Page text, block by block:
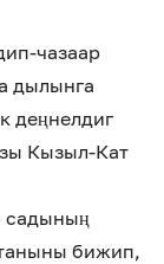
чазаар
дылынга
деңнелдиг
Кызыл-Кат
садының
бижип,